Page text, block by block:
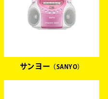
サンヨー SANYO